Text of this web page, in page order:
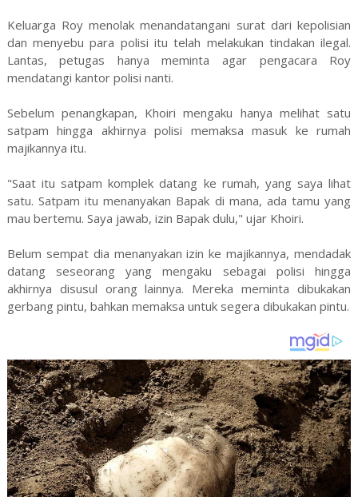
Keluarga Roy menolak menandatangani surat dari kepolisian
dan menyebu para polisi itu telah melakukan tindakan ilegal.
Lantas, petugas hanya meminta agar pengacara Roy
mendatangi kantor polisi nanti.
Sebelum penangkapan, Khoiri mengaku hanya melihat satu
satpam hingga akhirnya polisi memaksa masuk ke rumah
majikannya itu.
"Saat itu satpam komplek datang ke rumah, yang saya lihat
satu. Satpam itu menanyakan Bapak di mana, ada tamu yang
mau bertemu. Saya jawab, izin Bapak dulu," ujar Khoiri.
Belum sempat dia menanyakan izin ke majikannya, mendadak
datang seseorang yang mengaku sebagai polisi hingga
akhirnya disusul orang lainnya. Mereka meminta dibukakan
gerbang pintu, bahkan memaksa untuk segera dibukakan pintu.